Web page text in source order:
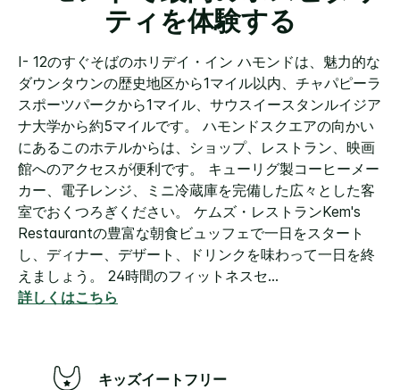
ー
ジ
の
ン
ク。
ティを体験する
I- 12のすぐそばのホリデイ・イン ハモンドは、魅力的な
ダウンタウンの歴史地区から1マイル以内、チャパピーラ
スポーツパークから1マイル、サウスイースタンルイジア
ナ大学から約5マイルです。 ハモンドスクエアの向かい
にあるこのホテルからは、ショップ、レストラン、映画
館へのアクセスが便利です。 キューリグ製コーヒーメー
カー、電子レンジ、ミニ冷蔵庫を完備した広々とした客
室でおくつろぎください。 ケムズ・レストランKem's
Restaurantの豊富な朝食ビュッフェで一日をスタート
し、ディナー、デザート、ドリンクを味わって一日を終
えましょう。 24時間のフィットネスセ...
詳しくはこちら
キッズイートフリー